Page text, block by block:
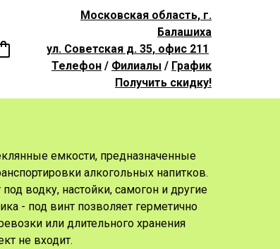
Московская область, г.
Балашиха
ул. Советская д. 35, офис 211
Телефон / Филиалы / График
Получить скидку!
емкости, предназначенные
алкогольных напитков.
водку, настойки, самогон и другие
- под винт позволяет герметично
или длительного хранения
не входит.